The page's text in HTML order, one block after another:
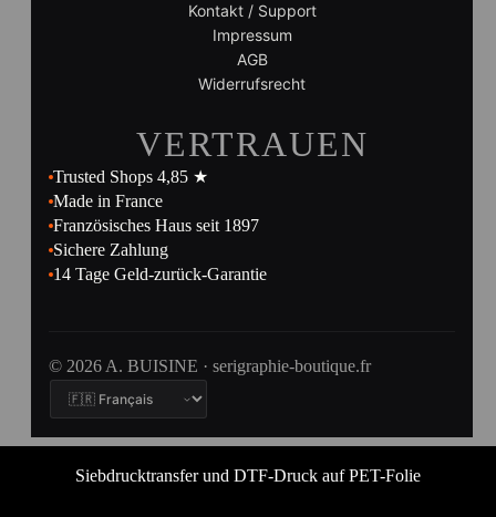
Kontakt / Support
Impressum
AGB
Widerrufsrecht
VERTRAUEN
Trusted Shops 4,85 ★
Made in France
Französisches Haus seit 1897
Sichere Zahlung
14 Tage Geld-zurück-Garantie
© 2026 A. BUISINE · serigraphie-boutique.fr
Siebdrucktransfer und DTF-Druck auf PET-Folie